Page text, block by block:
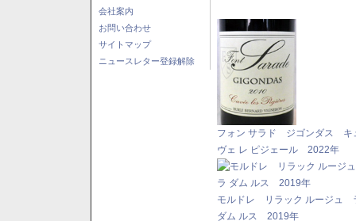
会社案内
お問い合わせ
サイトマップ
ニュースレター登録解除
フォン サラド ジゴンダス キ
ヴェ レ ピジェール 2022年
モルドレ リラック ルージュ
ダム ルス 2019年